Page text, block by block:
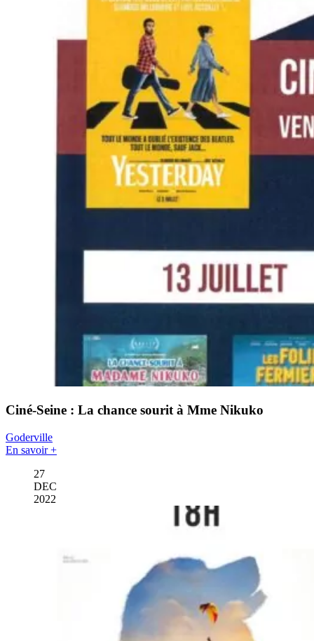
Ciné-Seine : La chance sourit à Mme Nikuko
Goderville
En savoir +
27
DEC
2022